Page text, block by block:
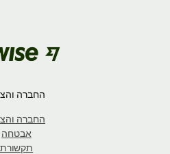
החברה
החברה
אבטחה
תקשורת